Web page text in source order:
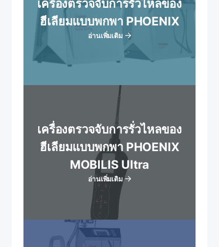
เครื่องตรวจจับการรั่วไหลของ
ฮีเลียมแบบพกพา PHOENIX
อ่านเพิ่มเติม
เครื่องตรวจจับการรั่วไหลของ
ฮีเลียมแบบพกพา PHOENIX
MOBILIS Ultra
อ่านเพิ่มเติม